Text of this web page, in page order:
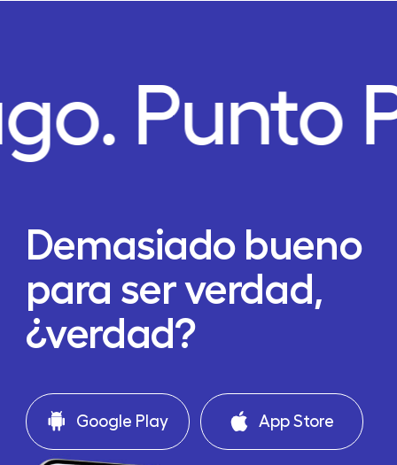
Punto
Demasiado bueno
para ser verdad,
¿verdad?
Google Play App Store